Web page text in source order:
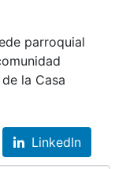
parroquial
la Casa
LinkedIn